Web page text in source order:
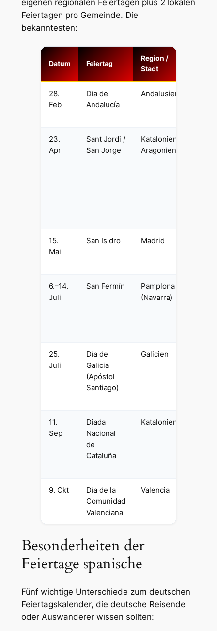
eigenen regionalen Feiertagen plus 2 lokalen
Feiertagen pro Gemeinde. Die
bekanntesten:
Datum Feiertag
Region /
Stadt
28.
Feb
Día de
Andalucía
Andalusien
23.
Apr
Sant Jordi /
San Jorge
Katalonien,
Aragonien
15.
Mai
San Isidro Madrid
6.–14.
Juli
San Fermín
Pamplona
(Navarra)
25.
Juli
Día de
Galicia
(Apóstol
Santiago)
Galicien
11.
Sep
Diada
Nacional
de
Cataluña
Katalonien
9. Okt
Día de la
Comunidad
Valenciana
Valencia
Besonderheiten der
Feiertage spanische
Fünf wichtige Unterschiede zum deutschen
Feiertagskalender, die deutsche Reisende
oder Auswanderer wissen sollten: